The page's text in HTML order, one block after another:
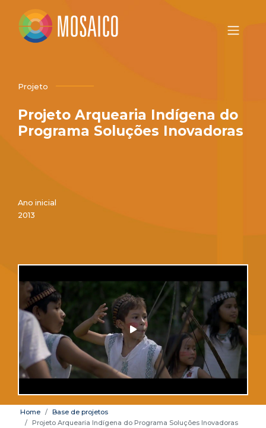
Projeto
Projeto Arquearia Indígena do
Programa Soluções Inovadoras
Ano inicial
2013
Home
Base de projetos
Projeto Arquearia Indígena do Programa Soluções Inovadoras